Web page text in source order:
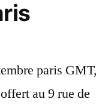
paris GMT,
au 9 rue de